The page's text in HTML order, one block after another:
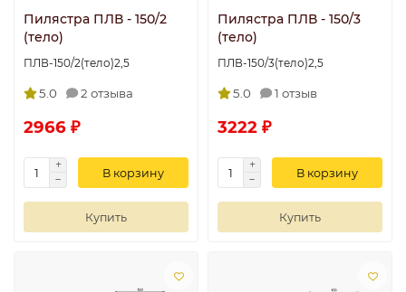
Пилястра ПЛВ - 150/2
(тело)
ПЛВ-150/2(тело)2,5
5.0 2 отзыва
2966 ₽
В корзину
Купить
Пилястра ПЛВ - 150/3
(тело)
ПЛВ-150/3(тело)2,5
5.0 1 отзыв
3222 ₽
В корзину
Купить